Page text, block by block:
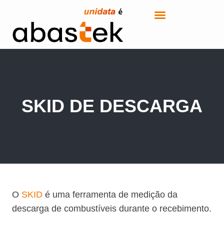
SKID DE DESCARGA
O SKID é uma ferramenta de medição da
descarga de combustíveis durante o recebimento.